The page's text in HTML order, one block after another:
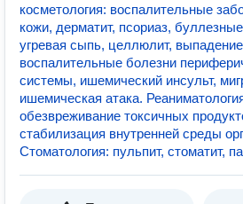
косметология: воспалительные
кожи, дерматит, псориаз,
угревая сыпь, целлюлит,
воспалительные болезни
системы, ишемический инсульт,
ишемическая атака.
обезвреживание токсичных
стабилизация внутренней среды
Стоматология: пульпит, стоматит,